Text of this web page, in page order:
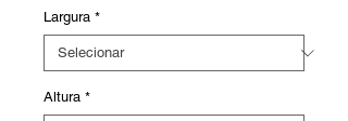
Largura *
Altura *